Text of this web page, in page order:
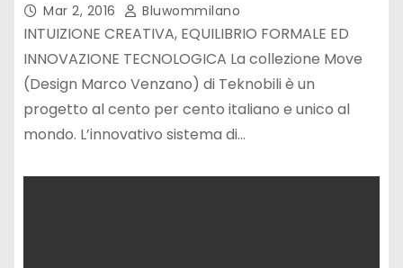
Mar 2, 2016 Bluwommilano
INTUIZIONE CREATIVA, EQUILIBRIO FORMALE ED
INNOVAZIONE TECNOLOGICA La collezione Move
(Design Marco Venzano) di Teknobili è un
progetto al cento per cento italiano e unico al
mondo. L’innovativo sistema di…